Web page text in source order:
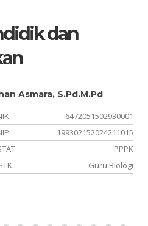
dan
Asmara, S.Pd.M.Pd
6472051502930001
199302152024211015
PPPK
Guru Biologi